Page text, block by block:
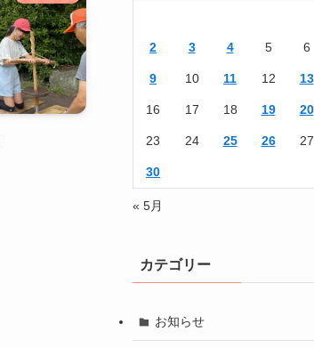
2 3 4 5 6
9 10 11 12 13
16 17 18 19 20
23 24 25 26 27
30
« 5月
カテゴリー
お知らせ